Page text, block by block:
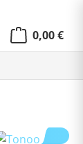
0,00 €